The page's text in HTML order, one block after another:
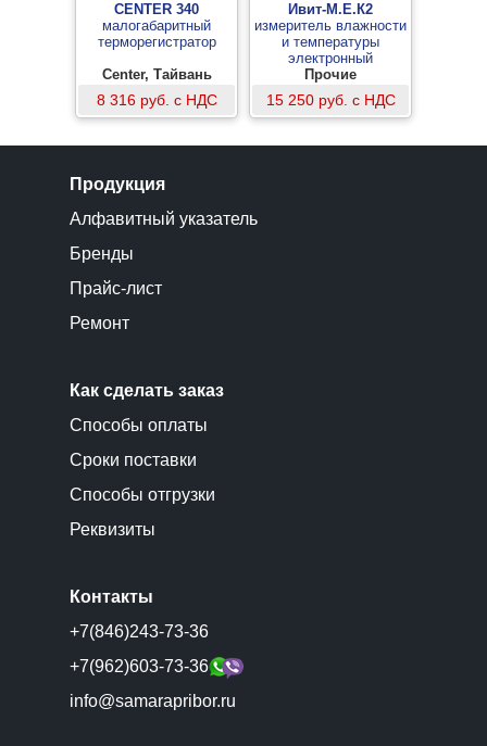
CENTER 340
малогабаритный
терморегистратор
Center, Тайвань
8 316 руб. с НДС
Ивит-М.E.К2
измеритель влажности
и температуры
электронный
(канальный со
штуцером)
Прочие
15 250 руб. с НДС
Продукция
Алфавитный указатель
Бренды
Прайс-лист
Ремонт
Как сделать заказ
Способы оплаты
Сроки поставки
Способы отгрузки
Реквизиты
Контакты
+7(846)243-73-36
+7(962)603-73-36
info@samarapribor.ru